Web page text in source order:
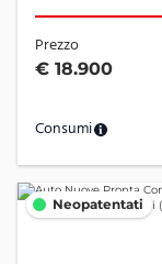
Prezzo
€ 18.900
Consumi
Neopatentati